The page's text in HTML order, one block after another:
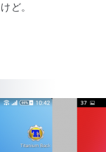
ど。